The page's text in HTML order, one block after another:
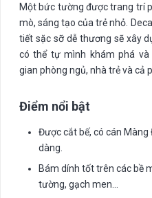
Một bức tường được trang trí
mò, sáng tạo của trẻ nhỏ.
tiết sặc sỡ dễ thương sẽ xây
có thể tự mình khám phá và
gian phòng ngủ, nhà trẻ và cả
Điểm nổi bật
Được cắt bế, có cán Màng
dàng.
Bám dính tốt trên các bề
tường, gạch men…